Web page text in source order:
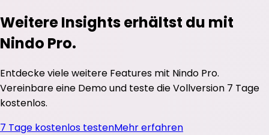
Weitere Insights erhältst du mit
Nindo Pro.
Entdecke viele weitere Features mit Nindo Pro.
Vereinbare eine Demo und teste die Vollversion 7 Tage
kostenlos.
7 Tage kostenlos testenMehr erfahren